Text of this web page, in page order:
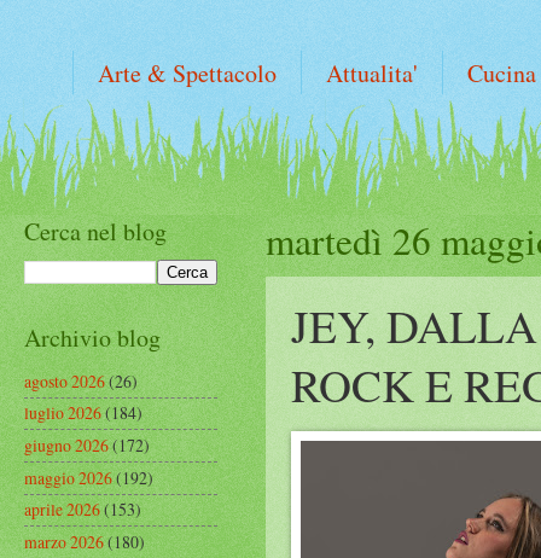
Arte & Spettacolo Attualita' Cucina
martedì 26
JEY,
ROCK E
Cerca nel blog
Archivio blog
agosto 2026(26)
luglio 2026(184)
giugno 2026(172)
maggio 2026(192)
aprile 2026(153)
marzo 2026(180)